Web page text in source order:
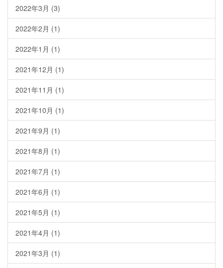
2022年3月 (3)
2022年2月 (1)
2022年1月 (1)
2021年12月 (1)
2021年11月 (1)
2021年10月 (1)
2021年9月 (1)
2021年8月 (1)
2021年7月 (1)
2021年6月 (1)
2021年5月 (1)
2021年4月 (1)
2021年3月 (1)